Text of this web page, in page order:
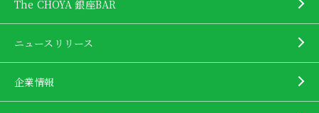
The CHOYA 銀座BAR
ニュースリリース
企業情報